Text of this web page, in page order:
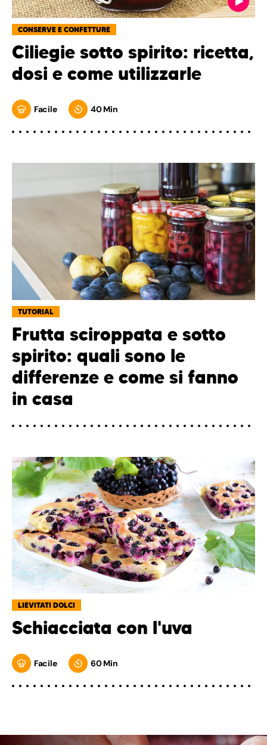
CONSERVE E CONFETTURE
Ciliegie sotto spirito: ricetta,
dosi e come utilizzarle
Facile 40 Min
TUTORIAL
Frutta sciroppata e sotto
spirito: quali sono le
differenze e come si fanno
in casa
LIEVITATI DOLCI
Schiacciata con l'uva
Facile 60 Min